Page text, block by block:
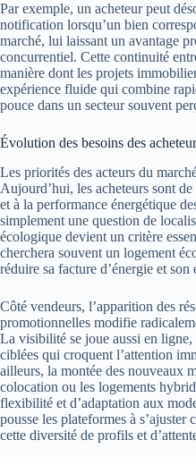
Par exemple, un acheteur peut
notification lorsqu’un bien
marché, lui laissant un avantage
concurrentiel. Cette continuité
manière dont les projets
expérience fluide qui combine
pouce dans un secteur souvent
Évolution des besoins des
Les priorités des acteurs du
Aujourd’hui, les acheteurs sont
et à la performance énergétique
simplement une question de
écologique devient un critère
cherchera souvent un logement
réduire sa facture d’énergie et son
Côté vendeurs, l’apparition des
promotionnelles modifie
La visibilité se joue aussi en ligne,
ciblées qui croquent l’attention
ailleurs, la montée des nouveaux
colocation ou les logements
flexibilité et d’adaptation aux
pousse les plateformes à
cette diversité de profils et